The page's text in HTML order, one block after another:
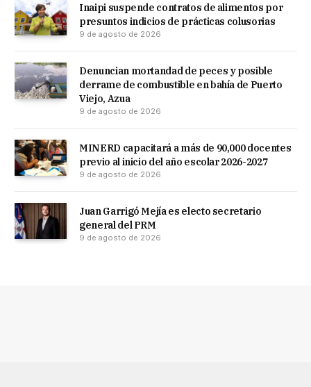
Inaipi suspende contratos de alimentos por
presuntos indicios de prácticas colusorias
9 de agosto de 2026
Denuncian mortandad de peces y posible
derrame de combustible en bahía de Puerto
Viejo, Azua
9 de agosto de 2026
MINERD capacitará a más de 90,000 docentes
previo al inicio del año escolar 2026-2027
9 de agosto de 2026
Juan Garrigó Mejía es electo secretario
general del PRM
9 de agosto de 2026